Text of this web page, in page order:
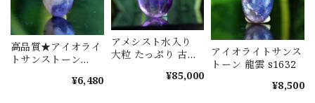
高品質★アイオライ
トサンストーン
¥6,480
アメシスト水入り
大粒 たっぷり 古代
¥85,000
アイオライトサンス
トーン 龍雲 s1632
¥8,500